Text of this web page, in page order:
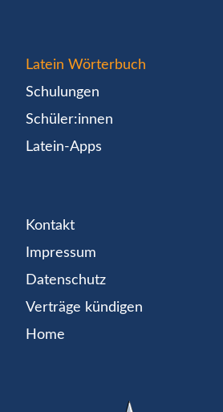
Latein Wörterbuch
Schulungen
Schüler:innen
Latein-Apps
Kontakt
Impressum
Datenschutz
Verträge kündigen
Home